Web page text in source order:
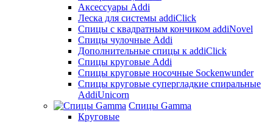
Аксессуары Addi
Леска для системы addiClick
Спицы с квадратным кончиком addiNovel
Спицы чулочные Addi
Дополнительные спицы к addiClick
Спицы круговые Addi
Спицы круговые носочные Sockenwunder
Спицы круговые супергладкие спиральные
AddiUnicorn
Спицы Gamma
Круговые